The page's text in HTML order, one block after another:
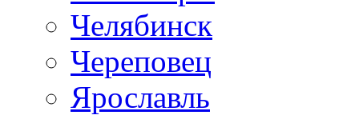
Челябинск
Череповец
Ярославль